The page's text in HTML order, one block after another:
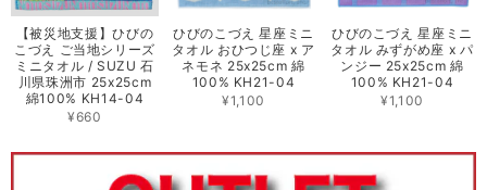
【被災地支援】ひびの
こづえ ご当地シリーズ
ミニタオル / SUZU 石
川県珠洲市 25x25cm
綿100% KH14-04
¥660
ひびのこづえ 星座ミニ
タオル おひつじ座 x ア
ネモネ 25x25cm 綿
100% KH21-04
¥1,100
ひびのこづえ 星座ミニ
タオル みずがめ座 x パ
ンジー 25x25cm 綿
100% KH21-04
¥1,100